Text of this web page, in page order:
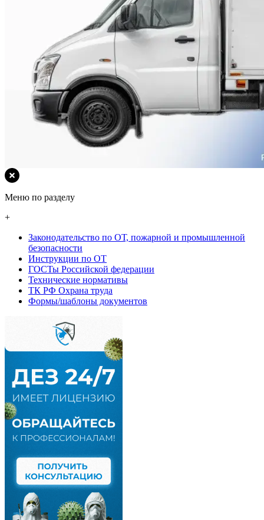
Меню по разделу
+
Законодательство по ОТ, пожарной и промышленной
безопасности
Инструкции по ОТ
ГОСТы Российской федерации
Технические нормативы
ТК РФ Охрана труда
Формы/шаблоны документов